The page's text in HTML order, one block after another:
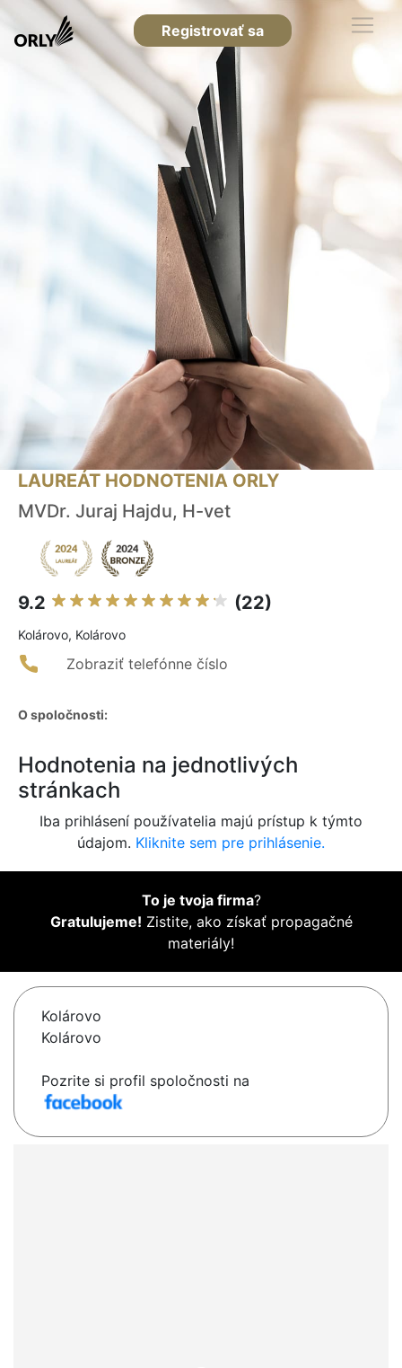
Registrovať sa
LAUREÁT HODNOTENIA ORLY
MVDr. Juraj Hajdu, H-vet
9.2 (22)
Kolárovo, Kolárovo
Zobraziť telefónne číslo
O spoločnosti:
Hodnotenia na jednotlivých
stránkach
Iba prihlásení používatelia majú prístup k týmto
údajom. Kliknite sem pre prihlásenie.
To je tvoja firma?
Gratulujeme! Zistite, ako získať propagačné
materiály!
Kolárovo
Kolárovo
Pozrite si profil spoločnosti na